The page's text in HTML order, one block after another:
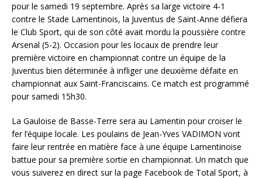
pour le samedi 19 septembre. Après sa large victoire 4-1
contre le Stade Lamentinois, la Juventus de Saint-Anne défiera
le Club Sport, qui de son côté avait mordu la poussière contre
Arsenal (5-2). Occasion pour les locaux de prendre leur
première victoire en championnat contre un équipe de la
Juventus bien déterminée à infliger une deuxième défaite en
championnat aux Saint-Franciscains. Ce match est programmé
pour samedi 15h30.
La Gauloise de Basse-Terre sera au Lamentin pour croiser le
fer l’équipe locale. Les poulains de Jean-Yves VADIMON vont
faire leur rentrée en matière face à une équipe Lamentinoise
battue pour sa première sortie en championnat. Un match que
vous suiverez en direct sur la page Facebook de Total Sport, à